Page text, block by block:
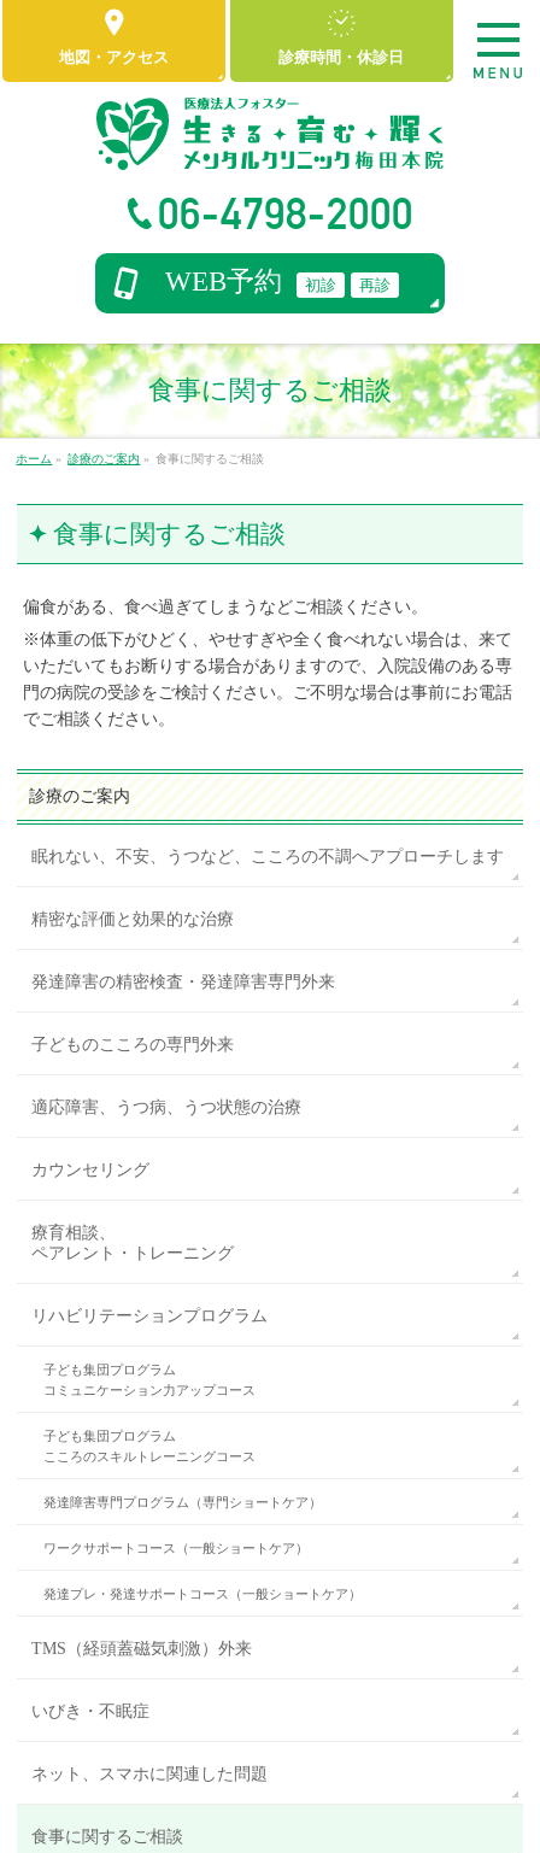
06-4798-2000
地図 ・ アクセス 診療時間 ・休診日
WEB予約 初診 再診
食事に関するご相談
ホーム » 診療のご案内 » 食事に関するご相談
食事に関するご相談
偏食がある、食べ過ぎてしまうなどご相談ください。
※体重の低下がひどく、やせすぎや全く食べれない場合は、来て
いただいてもお断りする場合がありますので、入院設備のある専
門の病院の受診をご検討ください。ご不明な場合は事前にお電話
でご相談ください。
診療のご案内
眠れない、不安、うつなど、こころの不調へアプローチします
精密な評価と効果的な治療
発達障害の精密検査・発達障害専門外来
子どものこころの専門外来
適応障害、うつ病、うつ状態の治療
カウンセリング
療育相談、
ペアレント・トレーニング
リハビリテーションプログラム
子ども集団プログラム
コミュニケーション力アップコース
子ども集団プログラム
こころのスキルトレーニングコース
発達障害専門プログラム（専門ショートケア）
ワークサポートコース（一般ショートケア）
発達プレ・発達サポートコース（一般ショートケア）
TMS（経頭蓋磁気刺激）外来
いびき・不眠症
ネット、スマホに関連した問題
食事に関するご相談